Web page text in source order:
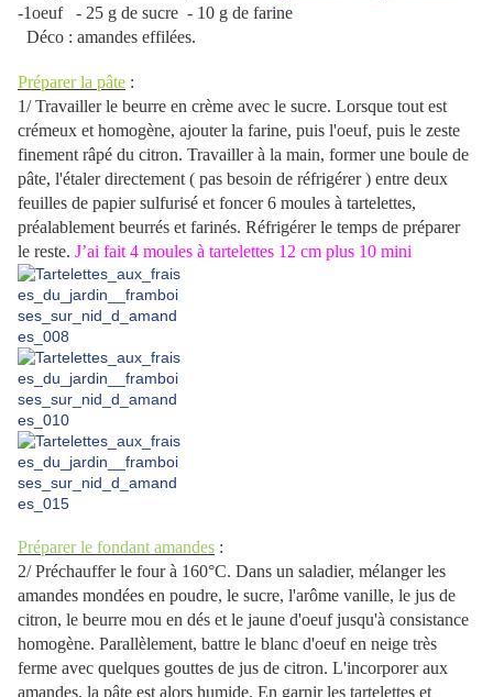
-1oeuf
- 25 g de sucre - 10 g de farine
Déco : amandes effilées.
Préparer la pâte :
1/ Travailler le beurre en crème avec le sucre. Lorsque tout est
crémeux et homogène, ajouter la farine, puis l'oeuf, puis le zeste
finement râpé du citron. Travailler à la main, former une boule de
pâte, l'étaler directement ( pas besoin de réfrigérer ) entre deux
feuilles de papier sulfurisé et foncer 6 moules à tartelettes,
préalablement beurrés et farinés. Réfrigérer le temps de préparer
le reste. J’ai fait 4 moules à tartelettes 12 cm plus 10 mini
Préparer le fondant amandes :
2/ Préchauffer le four à 160°C. Dans un saladier, mélanger les
amandes mondées en poudre, le sucre, l'arôme vanille, le jus de
citron, le beurre mou en dés et le jaune d'oeuf jusqu'à consistance
homogène. Parallèlement, battre le blanc d'oeuf en neige très
ferme avec quelques gouttes de jus de citron. L'incorporer aux
amandes, la pâte est alors humide. En garnir les tartelettes et